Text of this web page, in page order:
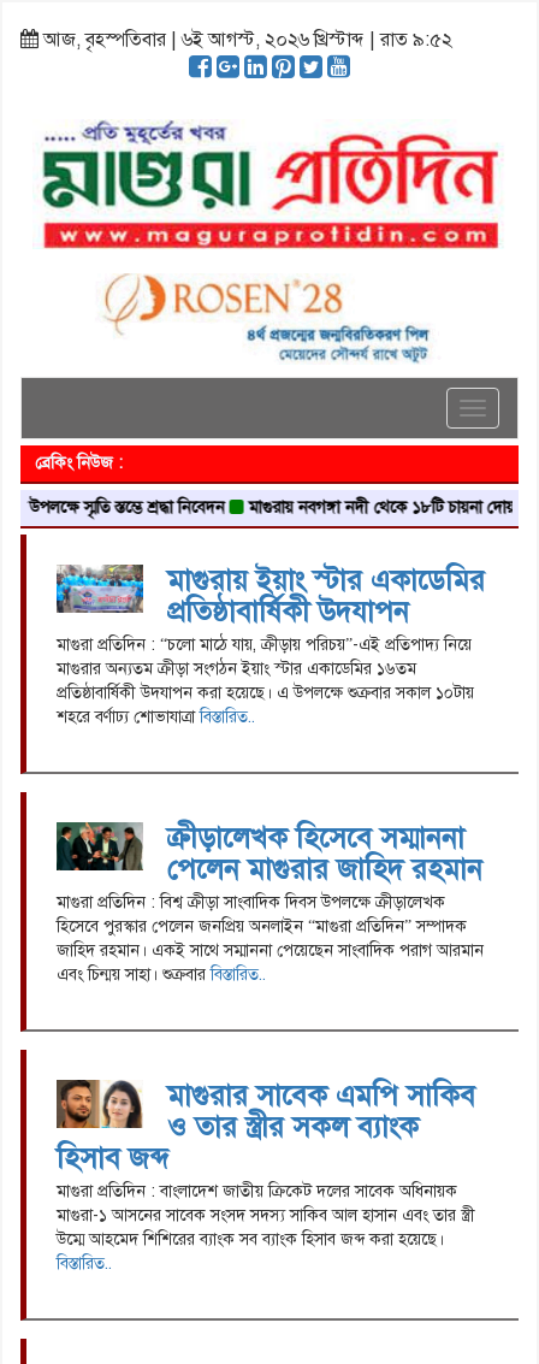
আজ, বৃহস্পতিবার | ৬ই আগস্ট, ২০২৬ খ্রিস্টাব্দ | রাত ৯:৫২
Toggle
ব্রেকিং নিউজ :
স্মৃতি স্তম্ভে শ্রদ্ধা নিবেদন মাগুরায় নবগঙ্গা নদী থেকে ১৮টি চায়না দোয়ারী
মাগুরায় ইয়াং স্টার একাডেমির
প্রতিষ্ঠাবার্ষিকী উদযাপন
মাগুরা প্রতিদিন : “চলো মাঠে যায়, ক্রীড়ায় পরিচয়”-এই প্রতিপাদ্য নিয়ে
মাগুরার অন্যতম ক্রীড়া সংগঠন ইয়াং স্টার একাডেমির ১৬তম
প্রতিষ্ঠাবার্ষিকী উদযাপন করা হয়েছে। এ উপলক্ষে শুক্রবার সকাল ১০টায়
শহরে বর্ণাঢ্য শোভাযাত্রাবিস্তারিত..
ক্রীড়ালেখক হিসেবে সম্মাননা
পেলেন মাগুরার জাহিদ রহমান
মাগুরা প্রতিদিন : বিশ্ব ক্রীড়া সাংবাদিক দিবস উপলক্ষে ক্রীড়ালেখক
হিসেবে পুরস্কার পেলেন জনপ্রিয় অনলাইন “মাগুরা প্রতিদিন” সম্পাদক
জাহিদ রহমান। একই সাথে সম্মাননা পেয়েছেন সাংবাদিক পরাগ আরমান
এবং চিন্ময় সাহা। শুক্রবারবিস্তারিত..
মাগুরার সাবেক এমপি সাকিব
ও তার স্ত্রীর সকল ব্যাংক
হিসাব জব্দ
মাগুরা প্রতিদিন : বাংলাদেশ জাতীয় ক্রিকেট দলের সাবেক অধিনায়ক
মাগুরা-১ আসনের সাবেক সংসদ সদস্য সাকিব আল হাসান এবং তার স্ত্রী
উম্মে আহমেদ শিশিরের ব্যাংক সব ব্যাংক হিসাব জব্দ করা হয়েছে।
বিস্তারিত..